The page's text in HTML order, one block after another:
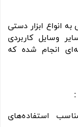
انواع ابزار دستی
وسایل کاربردی
انجام شده که
استفاده‌های